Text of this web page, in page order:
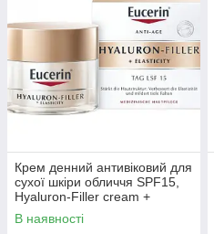
Крем денний антивіковий для
сухої шкіри обличчя SPF15,
Hyaluron-Filler cream +
Elastisity day anti-aging cream
for dry skin,
В наявності